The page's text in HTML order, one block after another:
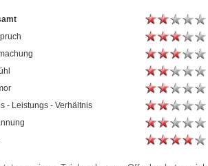
- Leistungs - Verhältnis